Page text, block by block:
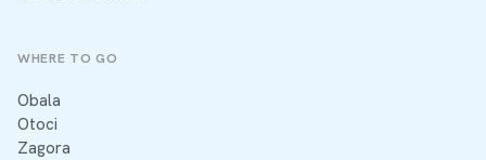
WHERE TO GO
Obala
Otoci
Zagora